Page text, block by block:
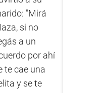
"Mirá
si no
a un
por ahí
te cae una
y se te